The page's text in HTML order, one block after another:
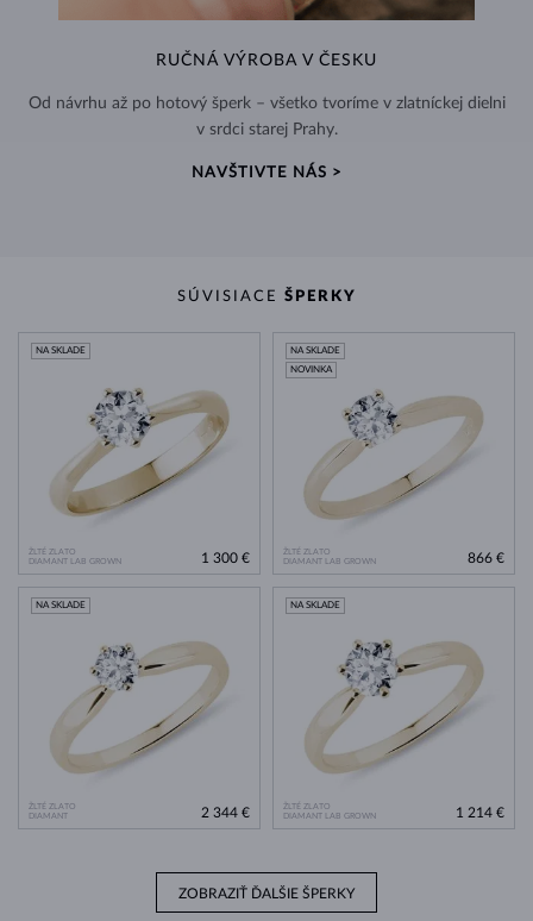
RUČNÁ VÝROBA V ČESKU
Od návrhu až po hotový šperk – všetko tvoríme v zlatníckej dielni
v srdci starej Prahy.
NAVŠTIVTE NÁS >
SÚVISIACE ŠPERKY
ŽLTÉ ZLATO
DIAMANT LAB GROWN
NA SKLADE
1 300 €
ŽLTÉ ZLATO
DIAMANT LAB GROWN
NA SKLADE
NOVINKA
866 €
ŽLTÉ ZLATO
DIAMANT
NA SKLADE
2 344 €
ŽLTÉ ZLATO
DIAMANT LAB GROWN
NA SKLADE
1 214 €
ZOBRAZIŤ ĎALŠIE ŠPERKY